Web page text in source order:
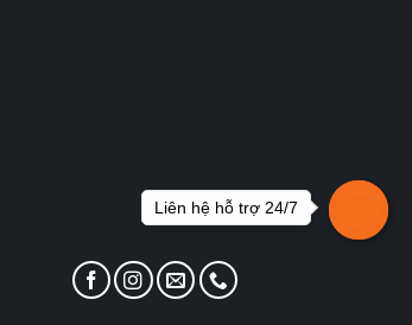
Liên hệ hỗ trợ 24/7